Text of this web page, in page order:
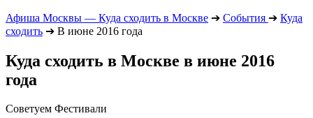
Афиша Москвы — Куда сходить в Москве ➔ События ➔ Куда
сходить ➔ В июне 2016 года
Куда сходить в Москве в июне 2016
года
Советуем Фестивали